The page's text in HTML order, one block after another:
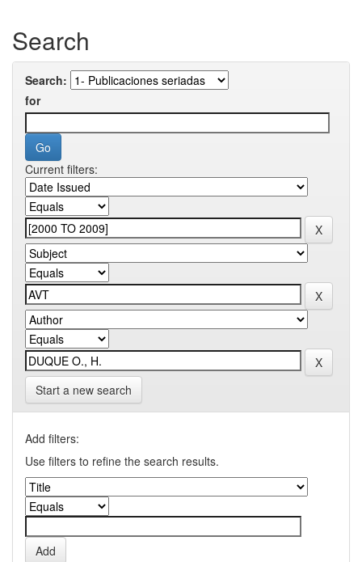
Search
Search:
for
Current filters:
Start a new search
Add filters:
Use filters to refine the search results.